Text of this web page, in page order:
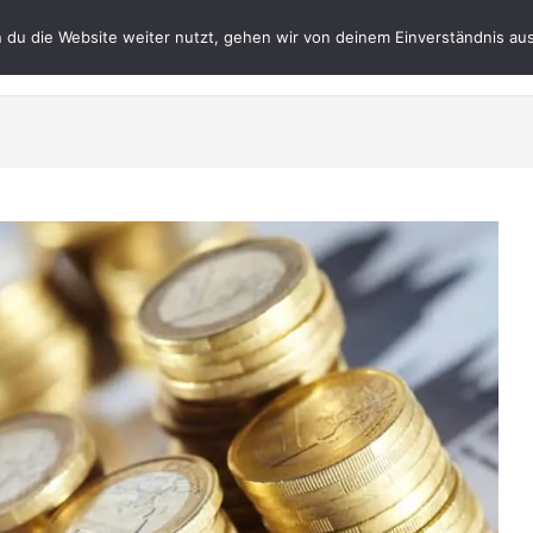
Datenschutz
du die Website weiter nutzt, gehen wir von deinem Einverständnis